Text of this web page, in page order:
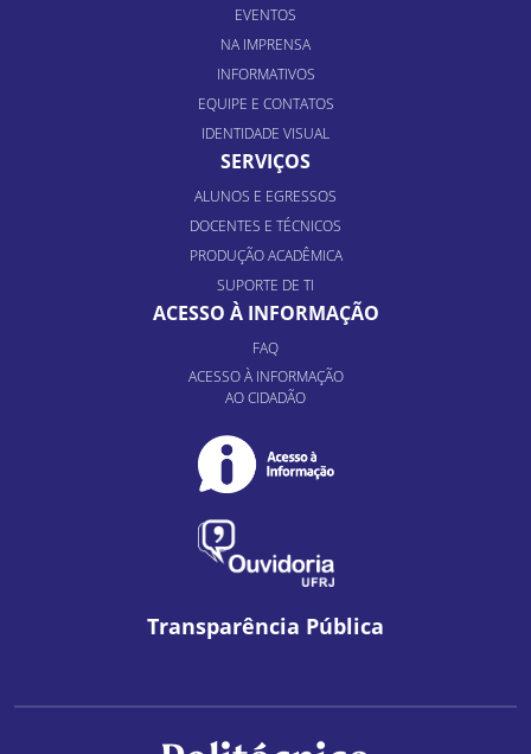
EVENTOS
NA IMPRENSA
INFORMATIVOS
EQUIPE E CONTATOS
IDENTIDADE VISUAL
SERVIÇOS
ALUNOS E EGRESSOS
DOCENTES E TÉCNICOS
PRODUÇÃO ACADÊMICA
SUPORTE DE TI
ACESSO À INFORMAÇÃO
FAQ
ACESSO À INFORMAÇÃO
AO CIDADÃO
Transparência Pública